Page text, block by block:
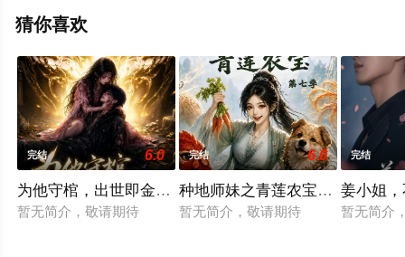
信息可移步至豆瓣电视剧、电视猫或剧情网等平台了解。
猜你喜欢
完结 6.0
为他守棺，出世即金眼第二季
暂无简介，敬请期待
完结 6.0
种地师妹之青莲农宝第七季
暂无简介，敬请期待
完结
姜小姐
暂无简介